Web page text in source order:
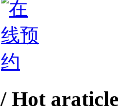
/ Hot araticle